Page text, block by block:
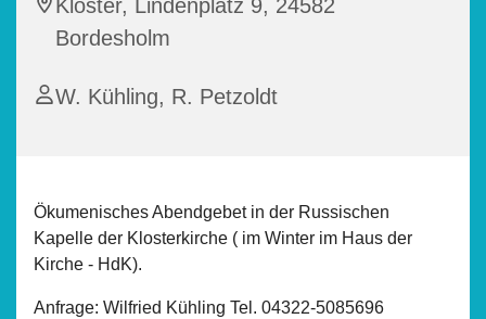
Kloster, Lindenplatz 9, 24582
Bordesholm
W. Kühling, R. Petzoldt
Ökumenisches Abendgebet in der Russischen
Kapelle der Klosterkirche ( im Winter im Haus der
Kirche - HdK).
Anfrage: Wilfried Kühling Tel. 04322-5085696